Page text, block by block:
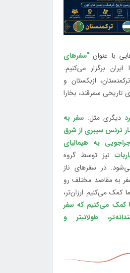
"سفرهای
ایران برگزار می‌کنیم.
ازبکستان و
تاریخی سمرقند، بخارا
دیگری مثل:سفر به
ترنس سیبری از شرق
به هیمالیای
نیز توسط گروه
در سفرهای ناز
به مقاصد مختلف رو
کمک می‌کنیم ارزان‌تر،
کمک می‌کنیم که سفر
بعدی شما ارزانتر، هواشمندانه‌تر، طولانی‎تر و